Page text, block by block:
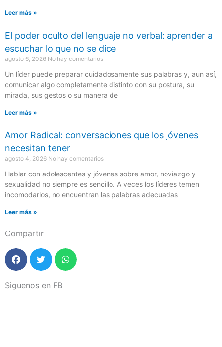
Leer más »
El poder oculto del lenguaje no verbal: aprender a
escuchar lo que no se dice
agosto 6, 2026 No hay comentarios
Un líder puede preparar cuidadosamente sus palabras y, aun así,
comunicar algo completamente distinto con su postura, su
mirada, sus gestos o su manera de
Leer más »
Amor Radical: conversaciones que los jóvenes
necesitan tener
agosto 4, 2026 No hay comentarios
Hablar con adolescentes y jóvenes sobre amor, noviazgo y
sexualidad no siempre es sencillo. A veces los líderes temen
incomodarlos, no encuentran las palabras adecuadas
Leer más »
Compartir
Siguenos en FB